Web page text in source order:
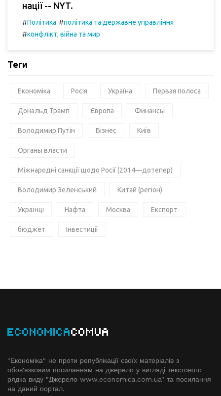
нації -- NYT.
#Політика #політика та державне управління
#конфлікт, війна та мир
Теги
Економіка Росія Україна Первая полоса
Дональд Трамп Європа Финансы
Володимир Путін Бізнес Київ
Органы власти
Міжнародні санкції щодо Росії (2014—дотепер)
Володимир Зеленський Китай (регіон)
Українці Нафта Москва Експорт
бюджет Інвестиції
ECONOMICACOMUA
"Економіка" не проти републікації своїх матеріалів з
обов'язковим посиланням на джерело у вигляді текстового
рядка виду "Джерело www.economiсa.com.ua" та посилання
на даний портал.